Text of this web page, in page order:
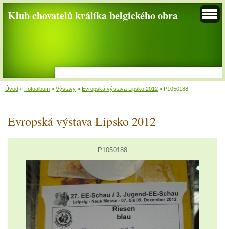
Klub chovatelů králíka belgického obra
Úvod » Fotoalbum » Výstavy » Evropská výstava Lipsko 2012 » P1050188
Evropská výstava Lipsko 2012
P1050188